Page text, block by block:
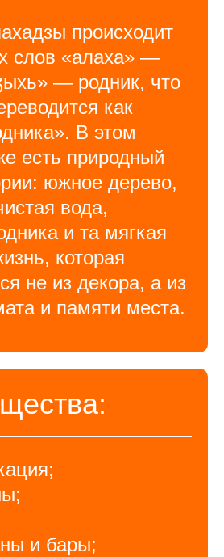
происходит
слов «алаха» —
— родник, что
как
В этом
есть природный
южное дерево,
вода,
и та мягкая
которая
не из декора, а из
и памяти места.
и бары;